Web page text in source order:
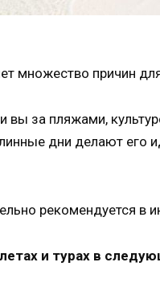
множество причин
вы за пляжами,
дни делают его
рекомендуется в
и ​​турах в